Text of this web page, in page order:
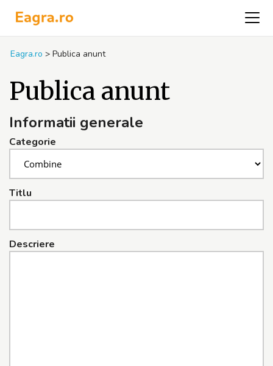
Eagra.ro > Publica anunt
Publica anunt
Informatii generale
Categorie
Titlu
Descriere